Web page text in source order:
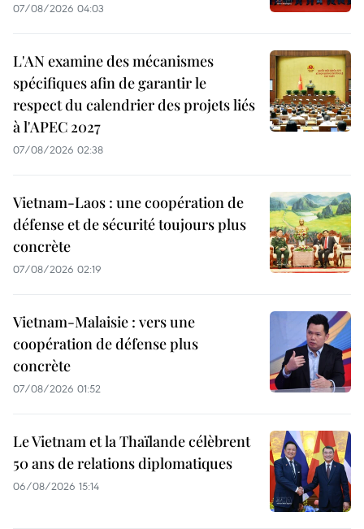
07/08/2026 04:03
L'AN examine des mécanismes
spécifiques afin de garantir le
respect du calendrier des projets liés
à l'APEC 2027
07/08/2026 02:38
Vietnam-Laos : une coopération de
défense et de sécurité toujours plus
concrète
07/08/2026 02:19
Vietnam-Malaisie : vers une
coopération de défense plus
concrète
07/08/2026 01:52
Le Vietnam et la Thaïlande célèbrent
50 ans de relations diplomatiques
06/08/2026 15:14